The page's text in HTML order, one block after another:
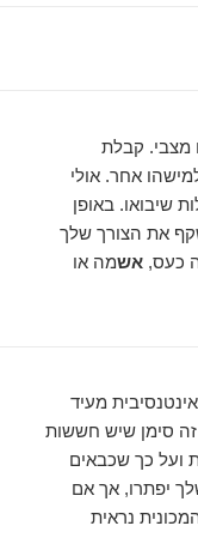
מצבי. קבלת
אחר. אולי
שיבואו. באופן
את הצורך שלך
כעס,אשמה או
מעיד
סימן שיש חששות
ועל כך שכבאים
יפתרו, אך אם
נראית